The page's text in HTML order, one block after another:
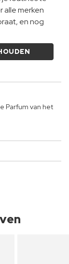
alle merken
en nog
Parfum van het